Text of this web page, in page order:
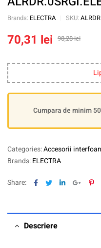
Brands: ELECTRA SKU:
98,28lei
70,31 lei
Cumpara de minim
Categories:Accesorii
Brands:ELECTRA
Share: Facebook
TwitterLinkedinGoogle+
Descriere